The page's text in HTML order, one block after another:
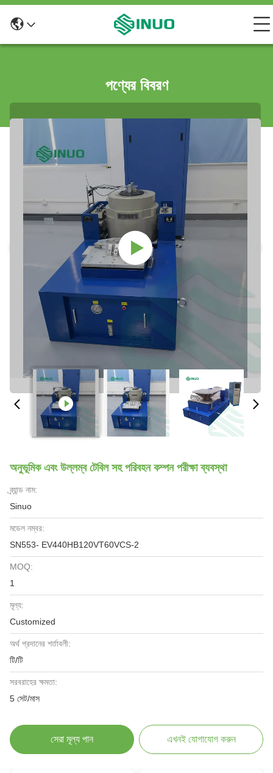
পণ্যের বিবরণ
অনুভূমিক এবং উল্লম্ব টেবিল সহ পরিবহন কম্পন পরীক্ষা ব্যবস্থা
ব্র্যান্ড নাম:
Sinuo
মডেল নম্বর:
SN553- EV440HB120VT60VCS-2
MOQ:
1
মূল্য:
Customized
অর্থ প্রদানের শর্তাবলী:
টি/টি
সরবরাহের ক্ষমতা:
5 সেট/মাস
সেরা মূল্য পান এখনই যোগাযোগ করুন